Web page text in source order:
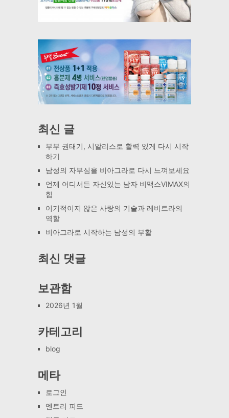
최신 글
부부 권태기, 시알리스로 활력 있게 다시 시작
하기
남성의 자부심을 비아그라로 다시 느껴보세요
언제 어디서든 자신있는 남자 비맥스VIMAX의
힘
이기적이지 않은 사랑의 기술과 레비트라의
역할
비아그라로 시작하는 남성의 부활
최신 댓글
보관함
2026년 1월
카테고리
blog
메타
로그인
엔트리 피드